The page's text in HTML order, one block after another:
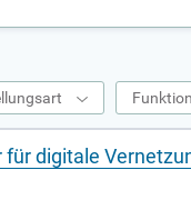
digitale